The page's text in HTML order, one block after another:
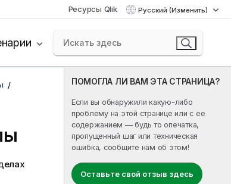
Ресурсы Qlik Русский (Изменить)
ПОМОГЛА ЛИ ВАМ ЭТА СТРАНИЦА?
Если вы обнаружили какую-либо
проблему на этой странице или с ее
содержанием — будь то опечатка,
пропущенный шаг или техническая
ошибка, сообщите нам об этом!
Оставьте свой отзыв здесь